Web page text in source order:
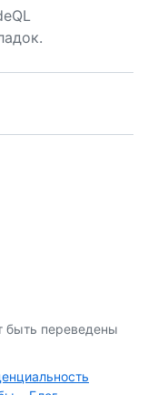
быть переведены